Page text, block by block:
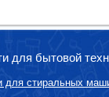
для бытовой
для стиральных